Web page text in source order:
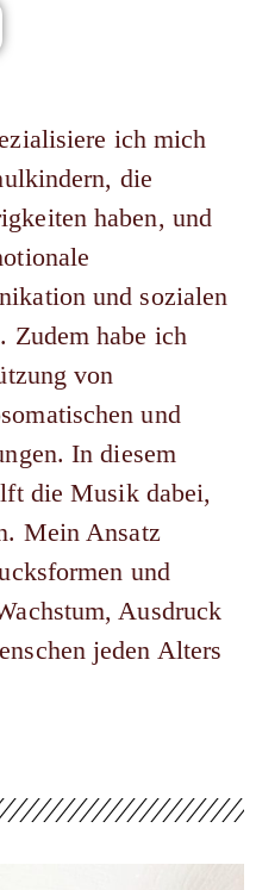
ich mich
die
haben, und
und sozialen
Zudem habe ich
von
und
In diesem
die Musik dabei,
Mein Ansatz
und
Ausdruck
jeden Alters